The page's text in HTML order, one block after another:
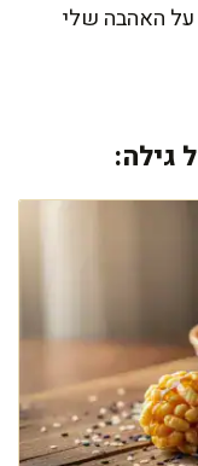
האהבה שלי
גילה: